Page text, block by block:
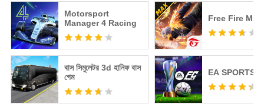
・যারা অতীতে একটি এক্সচেঞ্জ ডায়েরি করেছেন
・যারা গেম খেলতে চায় যা তাদের বিষণ্ণ বোধ করে
・যারা প্রেমের খেলা "অসুস্থ গার্লফ্রেন্ড সংগ্রহ" পছন্দ করেন
・যারা Yotsumegami পছন্দ করেন [রহস্য সমাধান x escape
novel game]
・ যারা রহস্যময় বুলেটিন বোর্ড এবং 7 টি গুজব পছন্দ করেন [উপন্যাস
গেম]
・যারা অ্যালিসের মানসিক পরীক্ষা পছন্দ করেন
Motorsport
Manager 4 Racing
Free Fire MAX
বাস সিমুলেটর 3d হানিফ বাস
গেম
EA SPORTS